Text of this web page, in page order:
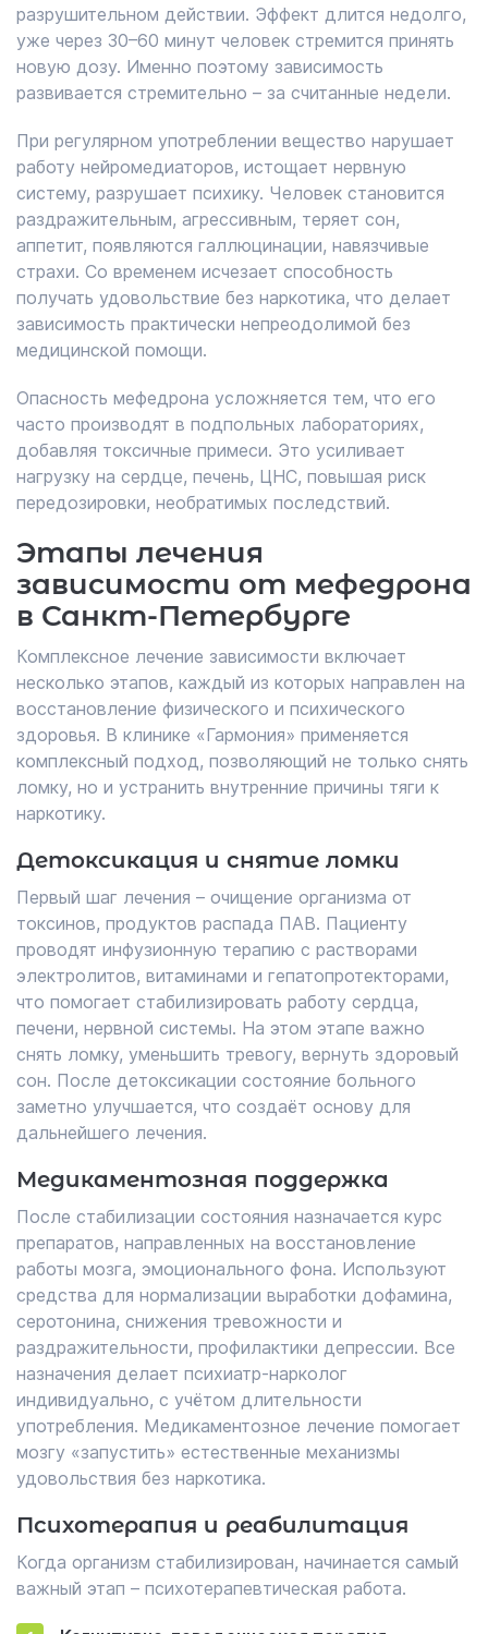
разрушительном действии. Эффект длится недолго,
уже через 30–60 минут человек стремится принять
новую дозу. Именно поэтому зависимость
развивается стремительно – за считанные недели.
При регулярном употреблении вещество нарушает
работу нейромедиаторов, истощает нервную
систему, разрушает психику. Человек становится
раздражительным, агрессивным, теряет сон,
аппетит, появляются галлюцинации, навязчивые
страхи. Со временем исчезает способность
получать удовольствие без наркотика, что делает
зависимость практически непреодолимой без
медицинской помощи.
Опасность мефедрона усложняется тем, что его
часто производят в подпольных лабораториях,
добавляя токсичные примеси. Это усиливает
нагрузку на сердце, печень, ЦНС, повышая риск
передозировки, необратимых последствий.
Этапы лечения
зависимости от мефедрона
в Санкт-Петербурге
Комплексное лечение зависимости включает
несколько этапов, каждый из которых направлен на
восстановление физического и психического
здоровья. В клинике «Гармония» применяется
комплексный подход, позволяющий не только снять
ломку, но и устранить внутренние причины тяги к
наркотику.
Детоксикация и снятие ломки
Первый шаг лечения – очищение организма от
токсинов, продуктов распада ПАВ. Пациенту
проводят инфузионную терапию с растворами
электролитов, витаминами и гепатопротекторами,
что помогает стабилизировать работу сердца,
печени, нервной системы. На этом этапе важно
снять ломку, уменьшить тревогу, вернуть здоровый
сон. После детоксикации состояние больного
заметно улучшается, что создаёт основу для
дальнейшего лечения.
Медикаментозная поддержка
После стабилизации состояния назначается курс
препаратов, направленных на восстановление
работы мозга, эмоционального фона. Используют
средства для нормализации выработки дофамина,
серотонина, снижения тревожности и
раздражительности, профилактики депрессии. Все
назначения делает психиатр-нарколог
индивидуально, с учётом длительности
употребления. Медикаментозное лечение помогает
мозгу «запустить» естественные механизмы
удовольствия без наркотика.
Психотерапия и реабилитация
Когда организм стабилизирован, начинается самый
важный этап – психотерапевтическая работа.